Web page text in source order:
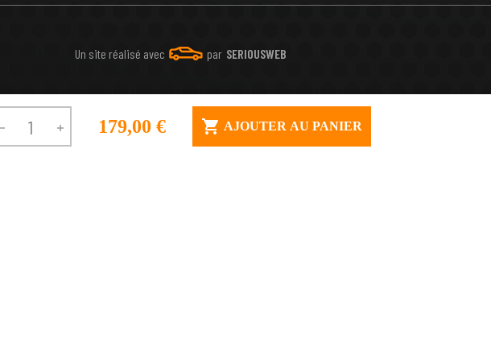
 179,00 €  AJOUTER AU PANIER
Un site réalisé avec par SERIOUSWEB